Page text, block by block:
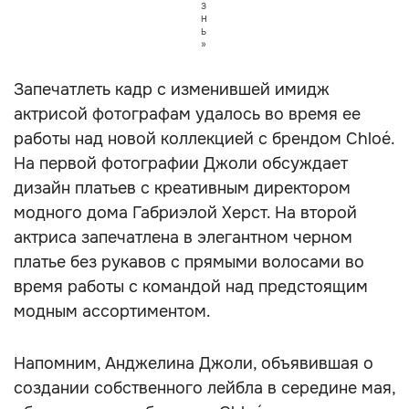
з
н
ь
»
Запечатлеть кадр с изменившей имидж
актрисой фотографам удалось во время ее
работы над новой коллекцией с брендом Chloé.
На первой фотографии Джоли обсуждает
дизайн платьев с креативным директором
модного дома Габриэлой Херст. На второй
актриса запечатлена в элегантном черном
платье без рукавов с прямыми волосами во
время работы с командой над предстоящим
модным ассортиментом.
Напомним, Анджелина Джоли, объявившая о
создании собственного лейбла в середине мая,